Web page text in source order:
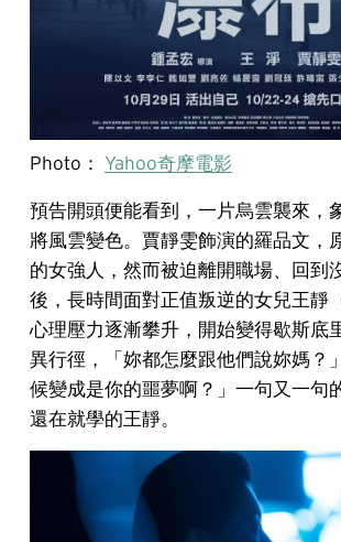
Photo： Yahoo奇摩電影
預告開頭便能看到，一片烏雲襲來，
將風雲變色。賈靜雯飾演的羅品文，
的女強人，然而被迫離開職場、回到
後，長時間面對正值叛逆的女兒王靜
心理壓力逐漸攀升，開始變得歇斯底
異行徑，「妳都怎麼跟他們說妳媽？
候變成是你的噩夢啊？」一句又一句
還在就學的王靜。